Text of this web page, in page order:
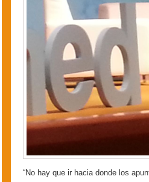
“No hay que ir hacia donde los